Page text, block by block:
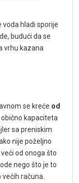
voda hladi sporije
budući da se
vrhu kazana
se kreće od
kapaciteta
sa preniskim
nije poželjno
od onoga što
nego što je to
računa.